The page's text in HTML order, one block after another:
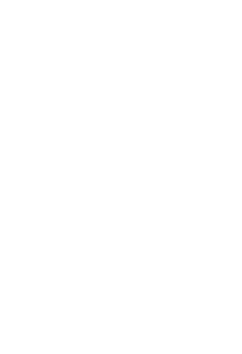
смешные истории, клипы!
шаржи, стихи,